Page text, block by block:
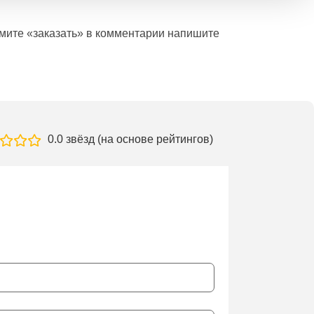
«заказать» в комментарии напишите
0.0 звёзд (на основе рейтингов)